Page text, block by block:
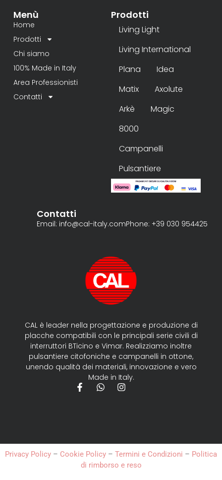
CAL è leader nella progettazione e produzione di
placche compatibili con le principali serie civili di
interruttori BTicino e Vimar. Realizziamo inoltre
pulsantiere citofoniche e campanelli in ottone,
unendo qualità dei materiali, innovazione e vero
Made in Italy.
Menù
Home
Prodotti
Chi siamo
100% Made in Italy
Area Professionisti
Contatti
Prodotti
Living Light
Living International
Plana
Idea
Matix
Axolute
Arkè
Magic
8000
Campanelli
Pulsantiere
Contatti
Email: info@cal-italy.comPhone: +39 030 954425
Privacy Policy – Cookie Policy – Termini e Condizioni – Politica
di rimborso e reso